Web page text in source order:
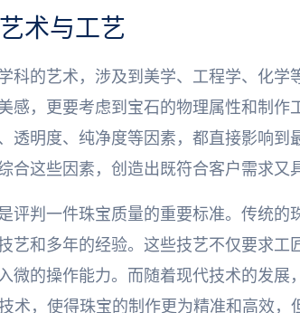
术与工艺
科的艺术，涉及到美学、工程学、化学
感，更要考虑到宝石的物理属性和制作
透明度、纯净度等因素，都直接影响到
合这些因素，创造出既符合客户需求又
评判一件珠宝质量的重要标准。传统的
艺和多年的经验。这些技艺不仅要求工
微的操作能力。而随着现代技术的发展
术，使得珠宝的制作更为精准和高效，